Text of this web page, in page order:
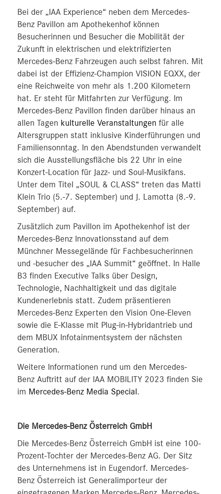
Bei der „IAA Experience“ neben dem Mercedes-
Benz Pavillon am Apothekenhof können
Besucherinnen und Besucher die Mobilität der
Zukunft in elektrischen und elektrifizierten
Mercedes-Benz Fahrzeugen auch selbst fahren. Mit
dabei ist der Effizienz-Champion VISION EQXX, der
eine Reichweite von mehr als 1.200 Kilometern
hat. Er steht für Mitfahrten zur Verfügung. Im
Mercedes-Benz Pavillon finden darüber hinaus an
allen Tagen kulturelle Veranstaltungen für alle
Altersgruppen statt inklusive Kinderführungen und
Familiensonntag. In den Abendstunden verwandelt
sich die Ausstellungsfläche bis 22 Uhr in eine
Konzert-Location für Jazz- und Soul-Musikfans.
Unter dem Titel „SOUL & CLASS“ treten das Matti
Klein Trio (5.-7. September) und J. Lamotta (8.-9.
September) auf.
Zusätzlich zum Pavillon im Apothekenhof ist der
Mercedes-Benz Innovationsstand auf dem
Münchner Messegelände für Fachbesucherinnen
und -besucher des „IAA Summit“ geöffnet. In Halle
B3 finden Executive Talks über Design,
Technologie, Nachhaltigkeit und das digitale
Kundenerlebnis statt. Zudem präsentieren
Mercedes-Benz Experten den Vision One-Eleven
sowie die E-Klasse mit Plug-in-Hybridantrieb und
dem MBUX Infotainmentsystem der nächsten
Generation.
Weitere Informationen rund um den Mercedes-
Benz Auftritt auf der IAA MOBILITY 2023 finden Sie
im Mercedes-Benz Media Special .
Die Mercedes-Benz Österreich GmbH
Die Mercedes-Benz Österreich GmbH ist eine 100-
Prozent-Tochter der Mercedes-Benz AG. Der Sitz
des Unternehmens ist in Eugendorf. Mercedes-
Benz Österreich ist Generalimporteur der